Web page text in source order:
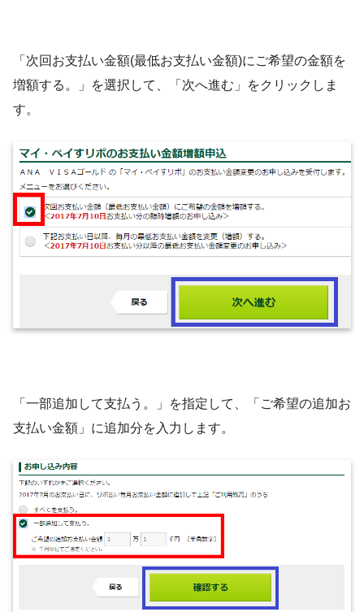
「次回お支払い金額(最低お支払い金額)にご希望の金額を
増額する。」を選択して、「次へ進む」をクリックしま
す。
「一部追加して支払う。」を指定して、「ご希望の追加お
支払い金額」に追加分を入力します。